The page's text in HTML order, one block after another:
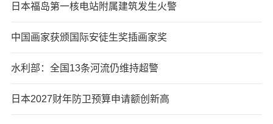
日本福岛第一核电站附属建筑发生火警
中国画家获颁国际安徒生奖插画家奖
水利部：全国13条河流仍维持超警
日本2027财年防卫预算申请额创新高